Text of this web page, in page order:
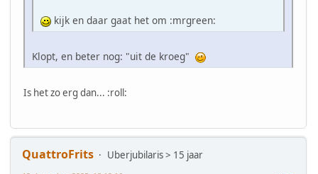
kijk en daar gaat het om :mrgreen:
Klopt, en beter nog: "uit de kroeg"
Is het zo erg dan... :roll:
QuattroFrits
Uberjubilaris > 15 jaar